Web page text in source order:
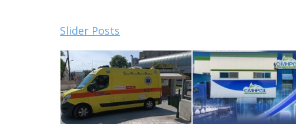
Slider Posts